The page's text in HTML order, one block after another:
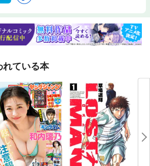
れている本